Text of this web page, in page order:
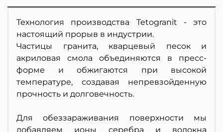
Технология производства Tetogranit - это
настоящий прорыв в индустрии.
Частицы гранита, кварцевый песок и
акриловая смола объединяются в пресс-
форме и обжигаются при высокой
температуре, создавая непревзойденную
прочность и долговечность.
Для обеззараживания поверхности мы
добавляем ионы серебра и волокна